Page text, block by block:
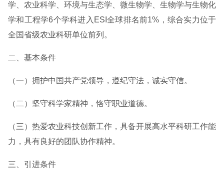
学、农业科学、环境与生态学、微生物学、生物学与生物化
学和工程学6个学科进入ESI全球排名前1%，综合实力位于
全国省级农业科研单位前列。
二、基本条件
（一）拥护中国共产党领导，遵纪守法，诚实守信。
（二）坚守科学家精神，恪守职业道德。
（三）热爱农业科技创新工作，具备开展高水平科研工作能
力，具有良好的团队协作精神。
三、引进条件